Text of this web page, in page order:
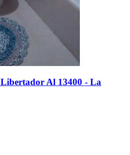
Al 13400 - La